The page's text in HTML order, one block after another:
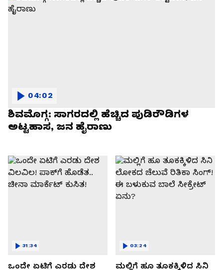
ಶಿವಮೊಗ್ಗ: ಸಾಗರದಲ್ಲಿ ಹೆಚ್ಚಿದ ಪುಡಿರೌಡಿಗಳ
ಅಟ್ಟಹಾಸ, ಜನ ಹೈರಾಣು
04:02
ಒಂದೇ ಏಟಿಗೆ ಎರಡು ದೇಶ
31:34
ಮಲ್ಲಿಗೆ ಹೂ ತೂಕಕ್ಕಿಳಿದ ಸಿನಿ
03:24